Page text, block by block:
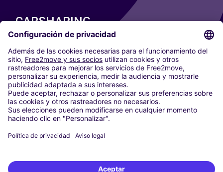
CARSHARING
NUESTRAS CIUDADES
Paris
Madrid
Washington DC
Milán
Roma
Turín
Viena
Berlín
Düsseldorf